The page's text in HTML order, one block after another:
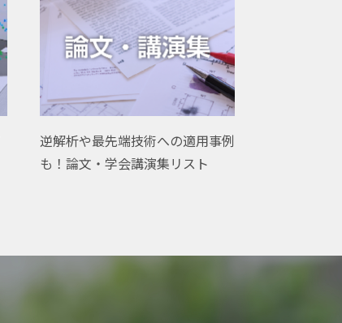
逆解析や最先端技術への適用事例
も！論文・学会講演集リスト